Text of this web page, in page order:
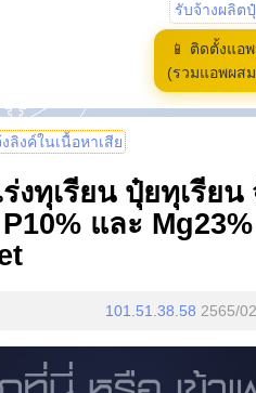
รับจ้างผลิต
📱 ติดตั้งแอ
(รวมแอพผส
ลิงค์ในเนื้อหาเสีย
งทุเรียน ปุ๋ยทุเรีย
และ
101.51.38.58 2565/